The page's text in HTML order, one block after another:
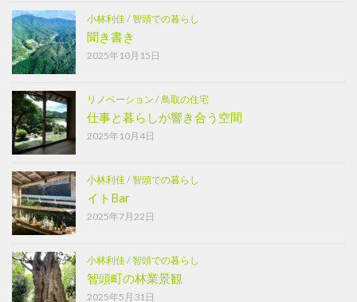
小林利佳/智頭での暮らし
聞き書き
2025年10月15日
リノベーション /鳥取の住宅
仕事と暮らしが響き合う空間
2025年10月4日
小林利佳/智頭での暮らし
イトBar
2025年7月22日
小林利佳/智頭での暮らし
智頭町の林業景観
2025年5月31日